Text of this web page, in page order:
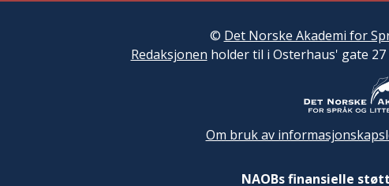
© Det Norske Akademi for
Redaksjonen holder til i Osterhaus' gate 27
Om bruk av
NAOBs finansielle